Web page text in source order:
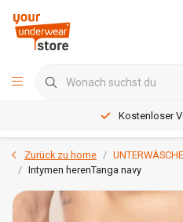
Kostenloser
Zurück zu home UNTERWÄSCHE
Intymen herenTanga navy